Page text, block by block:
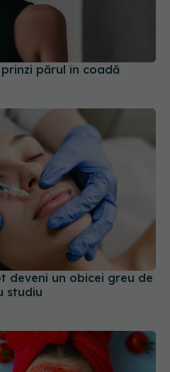
părul în coadă
deveni un obicei greu de